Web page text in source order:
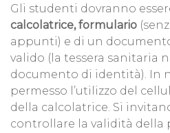
Gli studenti dovranno
calcolatrice, formulario
appunti) e di un
valido (la tessera sanitaria
documento di identità). In
permesso l’utilizzo del
della calcolatrice. Si
controllare la validità